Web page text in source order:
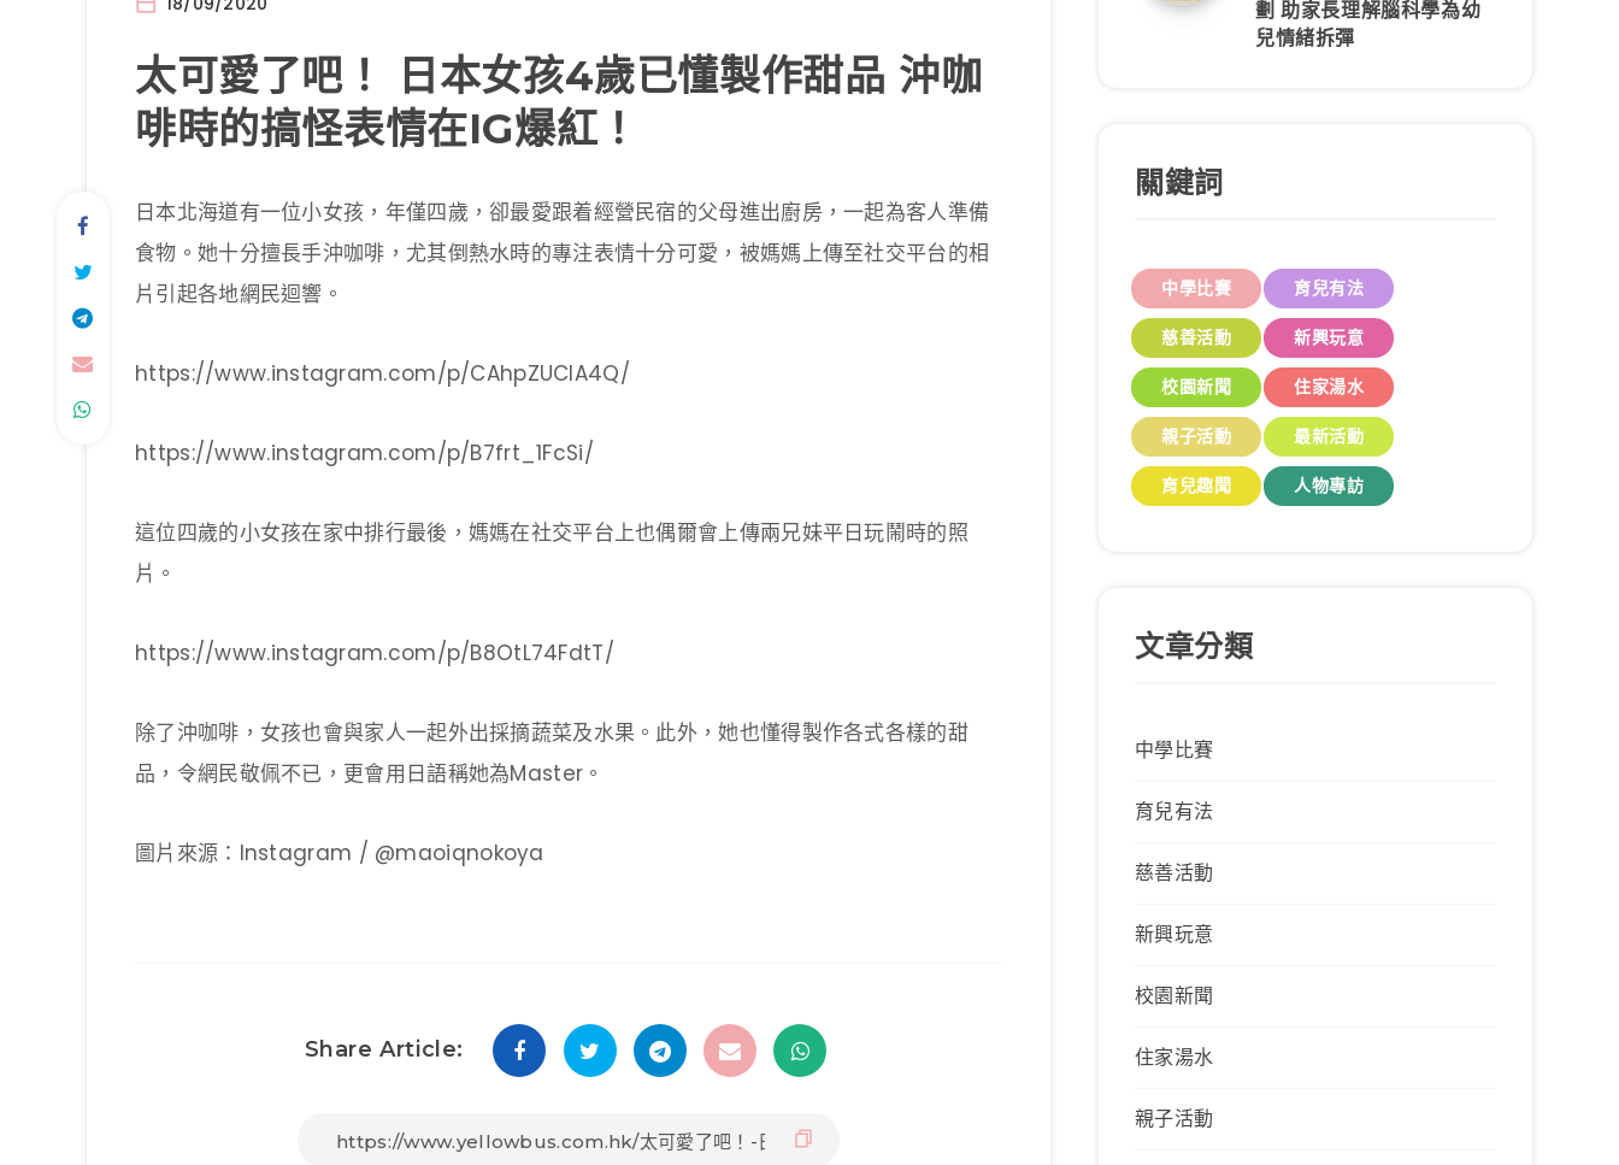
太可愛了吧！ 日本女孩4歲已懂製作甜品 沖咖
啡時的搞怪表情在IG爆紅！
日本北海道有一位小女孩，年僅四歲，卻最愛跟着經營民宿的父母進出廚房，一起為客人準備
食物。她十分擅長手沖咖啡，尤其倒熱水時的專注表情十分可愛，被媽媽上傳至社交平台的相
片引起各地網民迴響。
https://www.instagram.com/p/CAhpZUClA4Q/
https://www.instagram.com/p/B7frt_1FcSi/
這位四歲的小女孩在家中排行最後，媽媽在社交平台上也偶爾會上傳兩兄妹平日玩鬧時的照
片。
https://www.instagram.com/p/B8OtL74FdtT/
除了沖咖啡，女孩也會與家人一起外出採摘蔬菜及水果。此外，她也懂得製作各式各樣的甜
品，令網民敬佩不已，更會用日語稱她為Master。
圖片來源：Instagram / @maoiqnokoya
Share Article:
劃 助家長理解腦科學為幼
兒情緒拆彈
關鍵詞
中學比賽 育兒有法
慈善活動 新興玩意
校園新聞 住家湯水
親子活動 最新活動
育兒趣聞 人物專訪
文章分類
中學比賽
育兒有法
慈善活動
新興玩意
校園新聞
住家湯水
親子活動